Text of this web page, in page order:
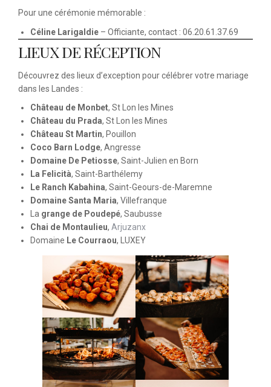
Pour une cérémonie mémorable :
Céline Larigaldie – Officiante, contact : 06.20.61.37.69
LIEUX DE RÉCEPTION
Découvrez des lieux d’exception pour célébrer votre mariage
dans les Landes :
Château de Monbet, St Lon les Mines
Château du Prada, St Lon les Mines
Château St Martin, Pouillon
Coco Barn Lodge, Angresse
Domaine De Petiosse, Saint-Julien en Born
La Felicità, Saint-Barthélemy
Le Ranch Kabahina, Saint-Geours-de-Maremne
Domaine Santa Maria, Villefranque
La grange de Poudepé, Saubusse
Chai de Montaulieu, Arjuzanx
Domaine Le Courraou, LUXEY